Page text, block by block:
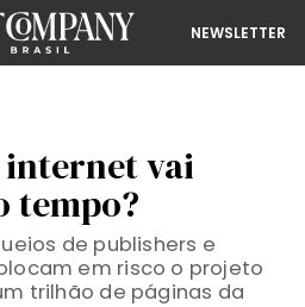
NEWSLETTER
vai
tempo?
de publishers e
em risco o projeto
trilhão de páginas da